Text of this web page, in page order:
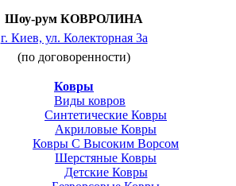
Шоу-рум КОВРОЛИНА
г. Киев, ул. Колекторная 3а
(по договоренности)
Ковры
Виды ковров
Синтетические Ковры
Акриловые Ковры
Ковры С Высоким Ворсом
Шерстяные Ковры
Детские Ковры